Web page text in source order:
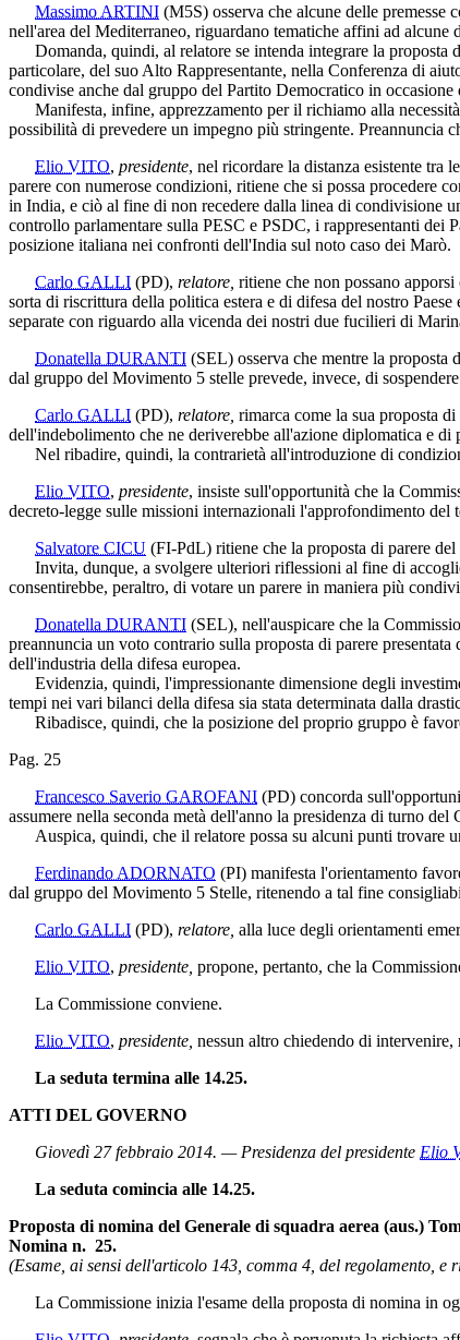
Massimo ARTINI (M5S) osserva che alcune delle premesse
nell'area del Mediterraneo, riguardano tematiche affini ad
Domanda, quindi, al relatore se intenda integrare la proposta
particolare, del suo Alto Rappresentante, nella Conferenza di
condivise anche dal gruppo del Partito Democratico in
Manifesta, infine, apprezzamento per il richiamo alla
possibilità di prevedere un impegno più stringente. Preannuncia
Elio VITO, presidente, nel ricordare la distanza esistente tra
parere con numerose condizioni, ritiene che si possa procedere
in India, e ciò al fine di non recedere dalla linea di condivisione
controllo parlamentare sulla PESC e PSDC, i rappresentanti dei
posizione italiana nei confronti dell'India sul noto caso dei Marò.
Carlo GALLI (PD), relatore, ritiene che non possano
sorta di riscrittura della politica estera e di difesa del nostro
separate con riguardo alla vicenda dei nostri due fucilieri di
Donatella DURANTI (SEL) osserva che mentre la
dal gruppo del Movimento 5 stelle prevede, invece, di
Carlo GALLI (PD), relatore, rimarca come la sua proposta
dell'indebolimento che ne deriverebbe all'azione diplomatica e di
Nel ribadire, quindi, la contrarietà all'introduzione di condizioni
Elio VITO, presidente, insiste sull'opportunità che la
decreto-legge sulle missioni internazionali l'approfondimento
Salvatore CICU (FI-PdL) ritiene che la proposta di parere
Invita, dunque, a svolgere ulteriori riflessioni al fine di
consentirebbe, peraltro, di votare un parere in maniera più
Donatella DURANTI (SEL), nell'auspicare che la
preannuncia un voto contrario sulla proposta di parere
dell'industria della difesa europea.
Evidenzia, quindi, l'impressionante dimensione degli
tempi nei vari bilanci della difesa sia stata determinata dalla
Ribadisce, quindi, che la posizione del proprio gruppo è
Pag. 25
Francesco Saverio GAROFANI (PD) concorda
assumere nella seconda metà dell'anno la presidenza di turno del
Auspica, quindi, che il relatore possa su alcuni punti trovare
Ferdinando ADORNATO (PI) manifesta l'orientamento
dal gruppo del Movimento 5 Stelle, ritenendo a tal fine
Carlo GALLI (PD), relatore, alla luce degli orientamenti
Elio VITO, presidente, propone, pertanto, che la
La Commissione conviene.
Elio VITO, presidente, nessun altro chiedendo di
La seduta termina alle 14.25.
ATTI DEL GOVERNO
Giovedì 27 febbraio 2014. — Presidenza del presidente Elio
La seduta comincia alle 14.25.
Proposta di nomina del Generale di squadra aerea (aus.)
Nomina n. 25.
(Esame, ai sensi dell'articolo 143, comma 4, del regolamento, e
La Commissione inizia l'esame della proposta di nomina in